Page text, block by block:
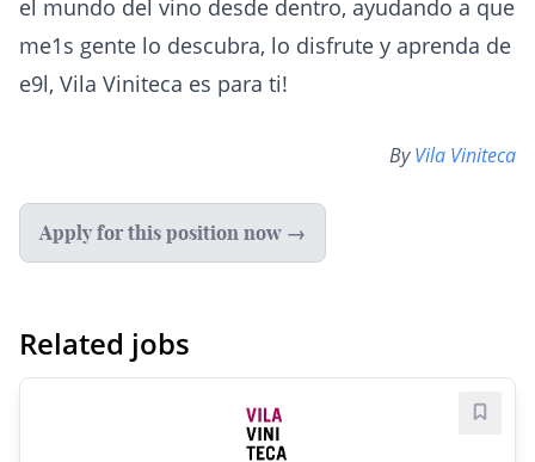
el mundo del vino desde dentro, ayudando a que
me1s gente lo descubra, lo disfrute y aprenda de
e9l, Vila Viniteca es para ti!
ByVila Viniteca
Apply for this position now →
Related jobs
Save